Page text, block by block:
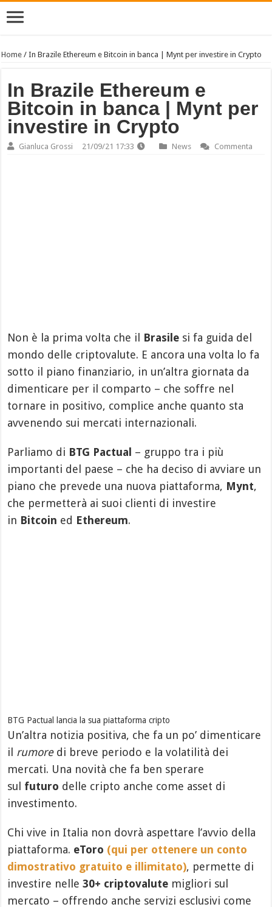
Home /In Brazile Ethereum e Bitcoin in banca | Mynt per investire in Crypto
In Brazile Ethereum e
Bitcoin in banca | Mynt per
investire in Crypto
Gianluca Grossi 21/09/21 17:33 News Commenta
Non è la prima volta che il Brasile si fa guida del
mondo delle criptovalute. E ancora una volta lo fa
sotto il piano finanziario, in un’altra giornata da
dimenticare per il comparto – che soffre nel
tornare in positivo, complice anche quanto sta
avvenendo sui mercati internazionali.
Parliamo di BTG Pactual – gruppo tra i più
importanti del paese – che ha deciso di avviare un
piano che prevede una nuova piattaforma, Mynt,
che permetterà ai suoi clienti di investire
in Bitcoin ed Ethereum.
BTG Pactual lancia la sua piattaforma cripto
Un’altra notizia positiva, che fa un po’ dimenticare
il rumoredi breve periodo e la volatilità dei
mercati. Una novità che fa ben sperare
sul futuro delle cripto anche come asset di
investimento.
Chi vive in Italia non dovrà aspettare l’avvio della
piattaforma. eToro (qui per ottenere un conto
dimostrativo gratuito e illimitato), permette di
investire nelle30+ criptovalute migliori sul
mercato – offrendo anche servizi esclusivi come